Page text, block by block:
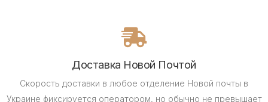
Доставка Новой Почтой
Скорость доставки в любое отделение Новой почты в
Украине фиксируется оператором, но обычно не превышает